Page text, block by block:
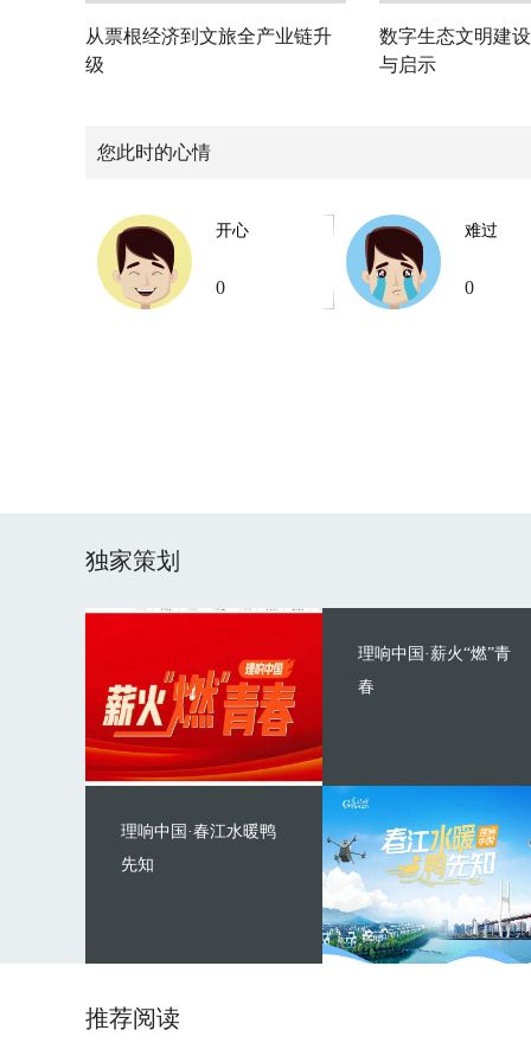
从票根经济到文旅全产业链升
级
数字生态文明建
与启示
您此时的心情
开心
0
难过
0
独家策划
理响中国·薪火“燃”青
春
理响中国·春江水暖鸭
先知
推荐阅读